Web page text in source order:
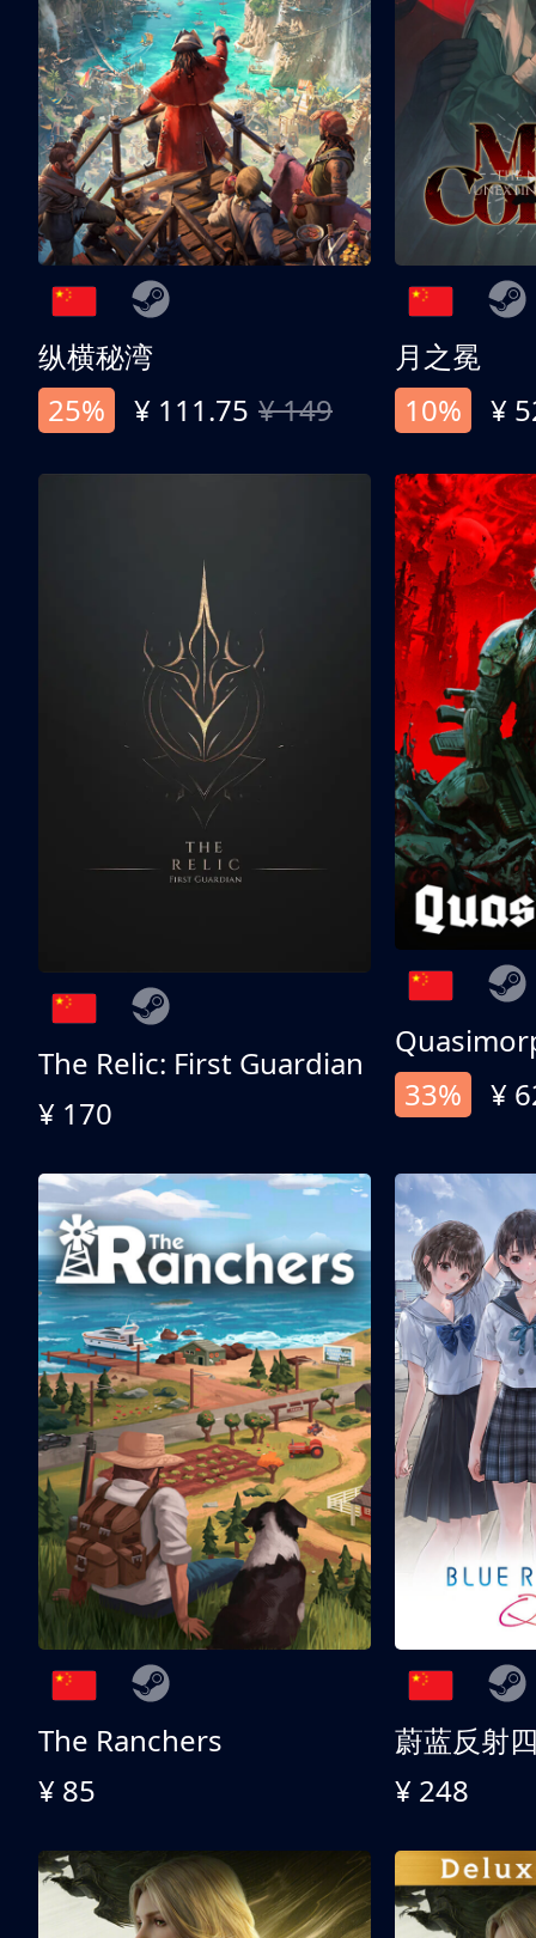
纵横秘湾
25%
¥ 111.75 ¥ 149
月之冕
10%
¥
The Relic: First Guardian
¥ 170
33%
¥
The Ranchers
¥ 85
¥ 248